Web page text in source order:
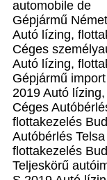
automobile de
Gépjármű
Autó lízing,
Céges
Autó lízing,
Gépjármű
2019 Autó
Céges
flottakezelés
Autóbérlés
flottakezelés
Teljeskörű